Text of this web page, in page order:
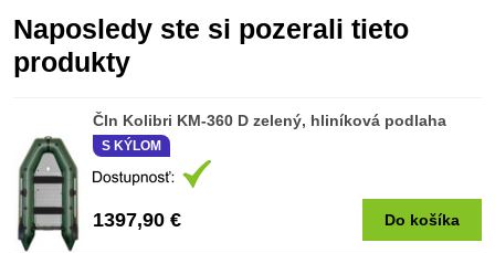
Naposledy ste si pozerali tieto
produkty
Čln Kolibri KM-360 D zelený, hliníková podlaha
S KÝLOM
1397,90 € Do košíka